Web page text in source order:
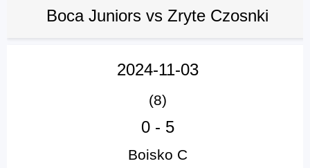
Boca Juniors vs Zryte Czosnki
2024-11-03
(8)
0- 5
Boisko C